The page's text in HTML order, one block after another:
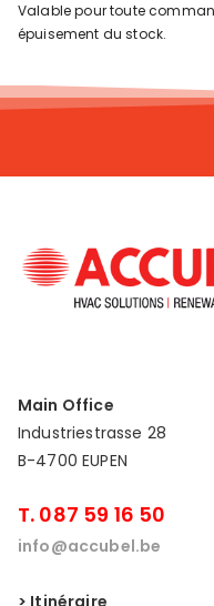
Valable pour toute
épuisement du stock.
Main Office
Industriestrasse 28
B-4700 EUPEN
T. 087 59 16 50
info@accubel.be
> Itinéraire